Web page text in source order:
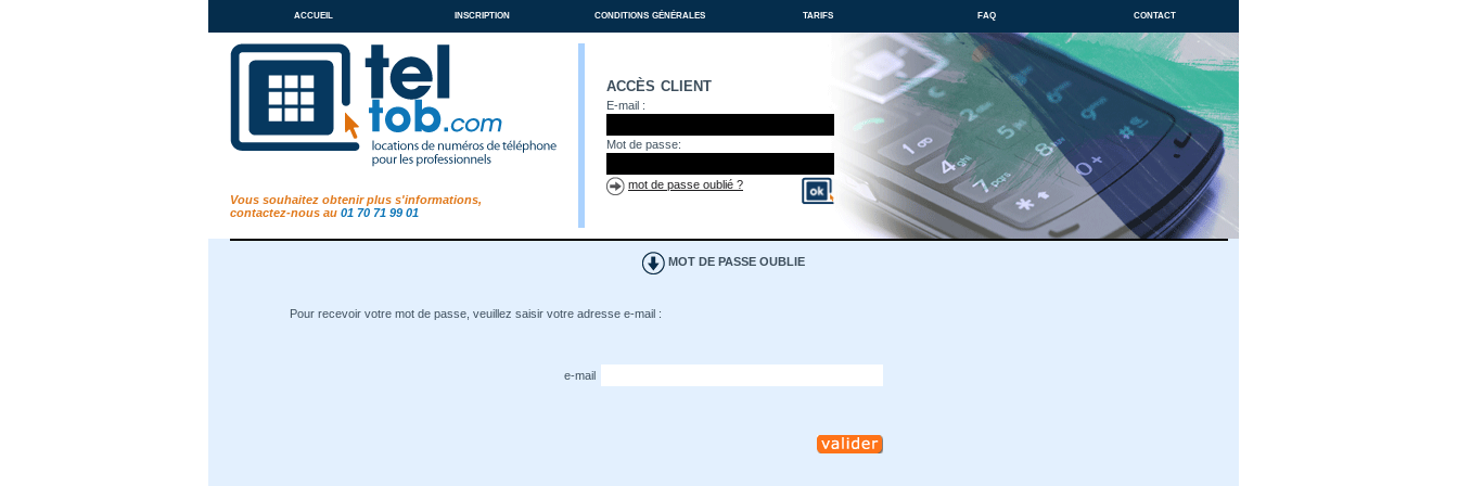
accueil inscription conditions générales tarifs faq contact
Vous souhaitez obtenir plus s'informations,
contactez-nous au 01 70 71 99 01
accès client
E-mail :
Mot de passe:
mot de passe oublié ?
MOT DE PASSE OUBLIE
Pour recevoir votre mot de passe, veuillez saisir votre adresse e-mail :
e-mail